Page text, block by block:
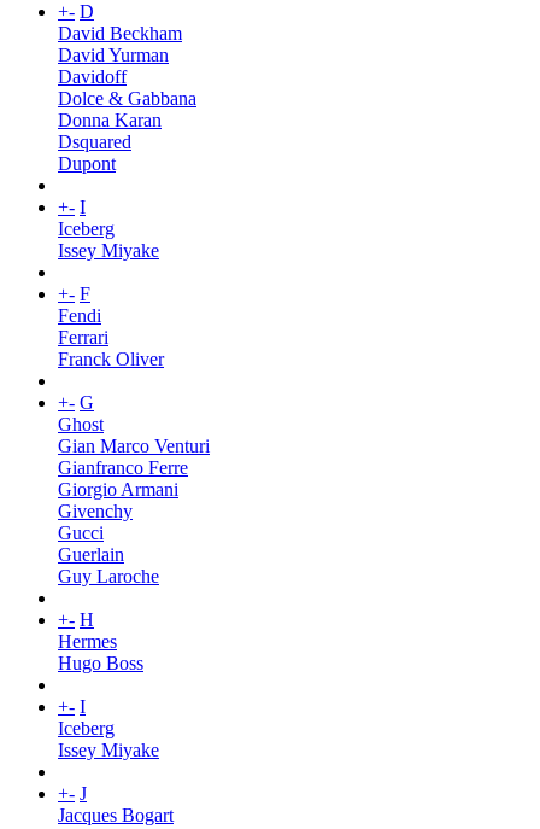
+- D
David Beckham
David Yurman
Davidoff
Dolce & Gabbana
Donna Karan
Dsquared
Dupont
+- I
Iceberg
Issey Miyake
+- F
Fendi
Ferrari
Franck Oliver
+- G
Ghost
Gian Marco Venturi
Gianfranco Ferre
Giorgio Armani
Givenchy
Gucci
Guerlain
Guy Laroche
+- H
Hermes
Hugo Boss
+- I
Iceberg
Issey Miyake
+- J
Jacques Bogart